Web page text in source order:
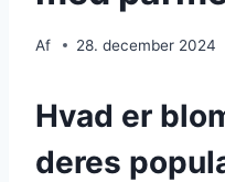
Af 28. december 2024
Hvad er
deres